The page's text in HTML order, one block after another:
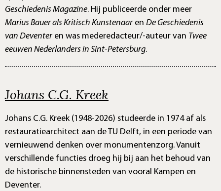
Geschiedenis Magazine. Hij publiceerde onder meer
Marius Bauer als Kritisch Kunstenaar en De Geschiedenis
van Deventer en was mederedacteur/-auteur van Twee
eeuwen Nederlanders in Sint-Petersburg.
Johans C.G. Kreek
Johans C.G. Kreek (1948-2026) studeerde in 1974 af als
restauratiearchitect aan de TU Delft, in een periode van
vernieuwend denken over monumentenzorg. Vanuit
verschillende functies droeg hij bij aan het behoud van
de historische binnensteden van vooral Kampen en
Deventer.